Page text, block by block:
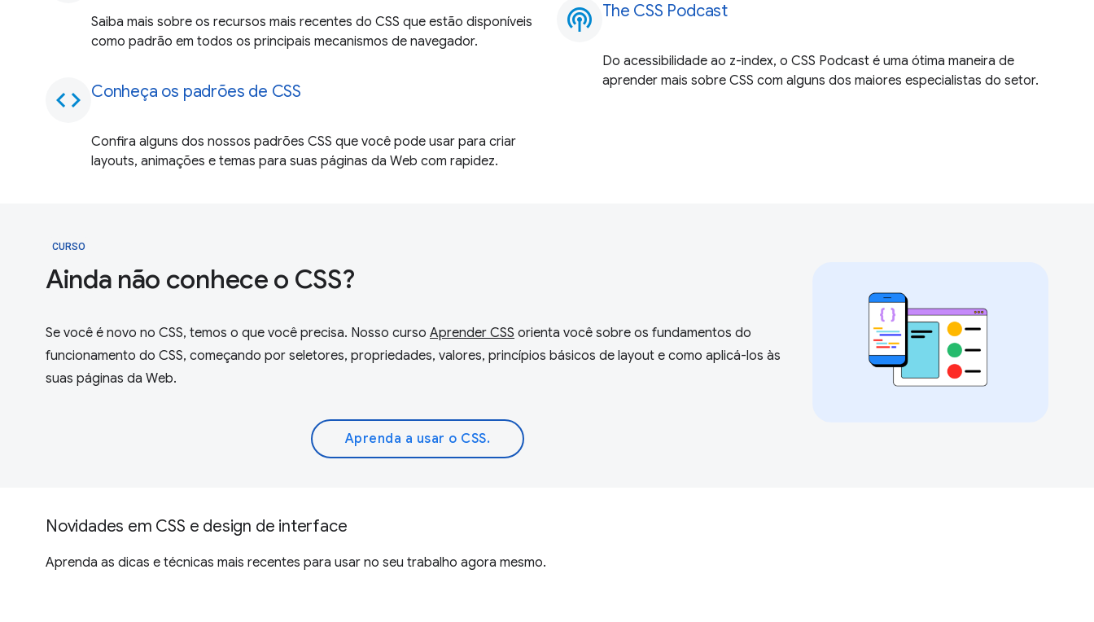
Saiba mais sobre os recursos mais recentes do CSS que estão disponíveis
como padrão em todos os principais mecanismos de navegador.
code Conheça os padrões de CSS
Confira alguns dos nossos padrões CSS que você pode usar para criar
layouts, animações e temas para suas páginas da Web com rapidez.
podcasts The CSS Podcast
Do acessibilidade ao z-index, o CSS Podcast é uma ótima maneira de
aprender mais sobre CSS com alguns dos maiores especialistas do setor.
CURSO
Ainda não conhece o CSS?
Se você é novo no CSS, temos o que você precisa. Nosso curso Aprender CSS orienta você sobre os fundamentos do
funcionamento do CSS, começando por seletores, propriedades, valores, princípios básicos de layout e como aplicá-los às
suas páginas da Web.
Aprenda a usar o CSS.
Novidades em CSS e design de interface
Aprenda as dicas e técnicas mais recentes para usar no seu trabalho agora mesmo.